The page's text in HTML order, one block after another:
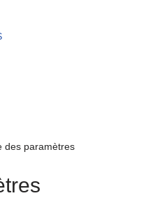
des paramètres